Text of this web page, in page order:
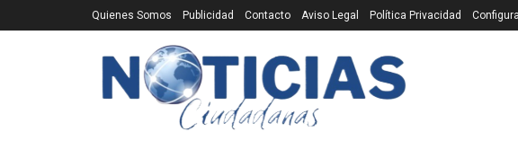
Quienes Somos Publicidad Contacto Aviso Legal Política Privacidad